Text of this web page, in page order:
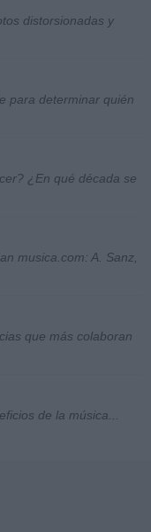
distorsionadas y
para determinar quién
¿En qué década se
musica.com: A. Sanz,
que más colaboran
de la música...